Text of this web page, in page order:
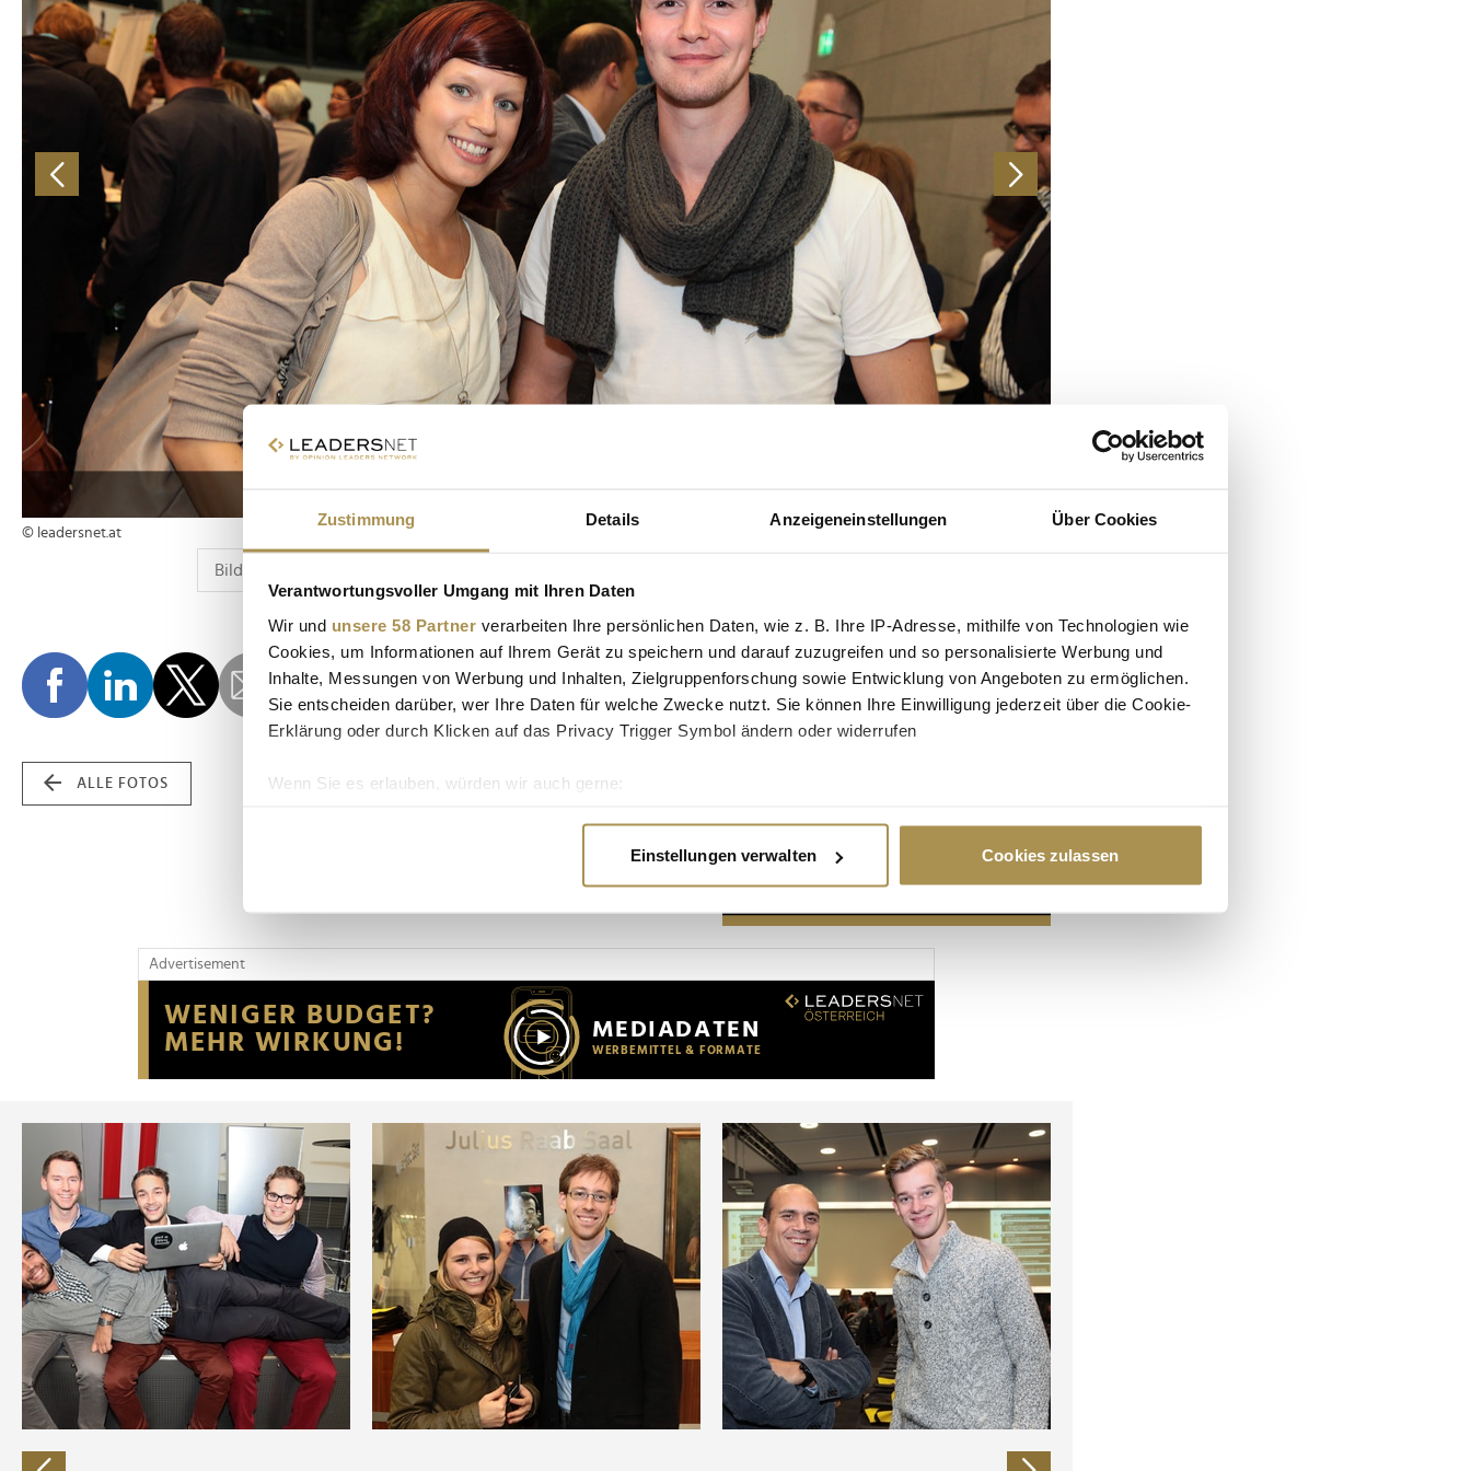
Zustimmung Details Anzeigeneinstellungen Über Cookies
Verantwortungsvoller Umgang mit Ihren Daten
Wir und unsere 58 Partner verarbeiten Ihre persönlichen Daten, wie z. B. Ihre IP-Adresse, mithilfe von Technologien wie
Cookies, um Informationen auf Ihrem Gerät zu speichern und darauf zuzugreifen und so personalisierte Werbung und
Inhalte, Messungen von Werbung und Inhalten, Zielgruppenforschung sowie Entwicklung von Angeboten zu ermöglichen.
Sie entscheiden darüber, wer Ihre Daten für welche Zwecke nutzt. Sie können Ihre Einwilligung jederzeit über die Cookie-
Erklärung oder durch Klicken auf das Privacy Trigger Symbol ändern oder widerrufen
Wenn Sie es erlauben, würden wir auch gerne:
Erfahren Sie mehr darüber, wie Ihre persönlichen Daten verarbeitet werden, und legen Sie Ihre Präferenzen im
Wir verwenden Cookies, um Inhalte und Anzeigen zu personalisieren, Funktionen für soziale Medien anbieten zu können
Website an unsere Partner für soziale Medien, Werbung und Analysen weiter. Unsere Partner führen diese Informationen
möglicherweise mit weiteren Daten zusammen, die Sie ihnen bereitgestellt haben oder die sie im Rahmen Ihrer Nutzung
der Dienste gesammelt haben.
Einstellungen verwalten Cookies zulassen
© leadersnet.at
ALLE FOTOS
Advertisement
Advertisement